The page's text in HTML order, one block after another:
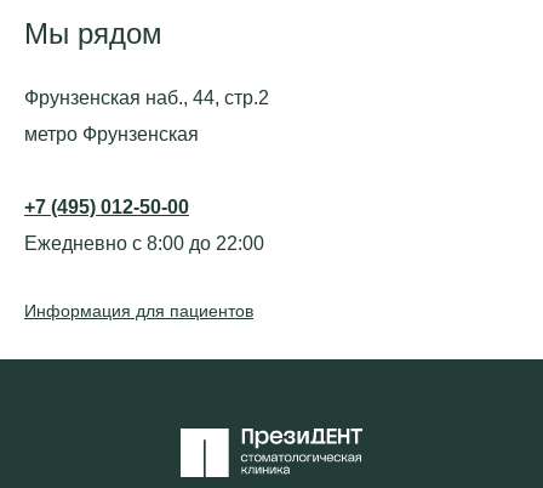
Мы рядом
Фрунзенская наб., 44, стр.2
метро Фрунзенская
+7 (495) 012-50-00
Ежедневно с 8:00 до 22:00
Информация для пациентов